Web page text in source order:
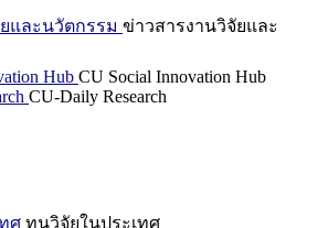
และนวัตกรรม ข่าวสารงานวิจัยและ
Hub CU Social Innovation Hub
CU-Daily Research
ศ ทุนวิจัยในประเทศ